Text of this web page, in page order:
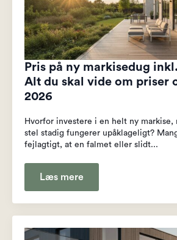
Pris på ny markisedug
Alt du skal vide om priser
2026
Hvorfor investere i en helt ny markise,
stel stadig fungerer upåklageligt?
fejlagtigt, at en falmet eller slidt...
Læs mere